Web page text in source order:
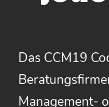
Das CCM19
Management-